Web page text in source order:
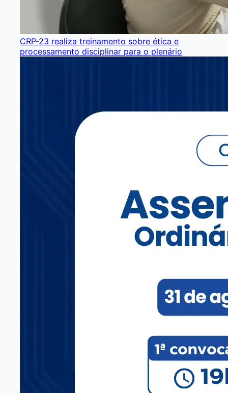
CRP-23 realiza treinamento sobre ética e
processamento disciplinar para o plenário